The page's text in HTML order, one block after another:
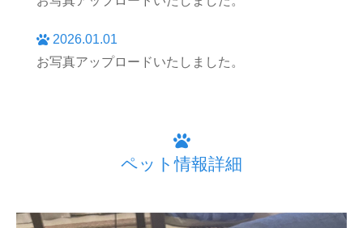
2026.01.01
お写真アップロードいたしました。
ペット情報詳細